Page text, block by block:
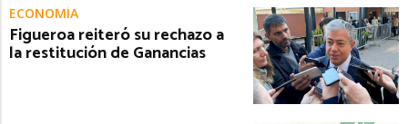
ECONOMÍA
Figueroa reiteró su rechazo a
la restitución de Ganancias